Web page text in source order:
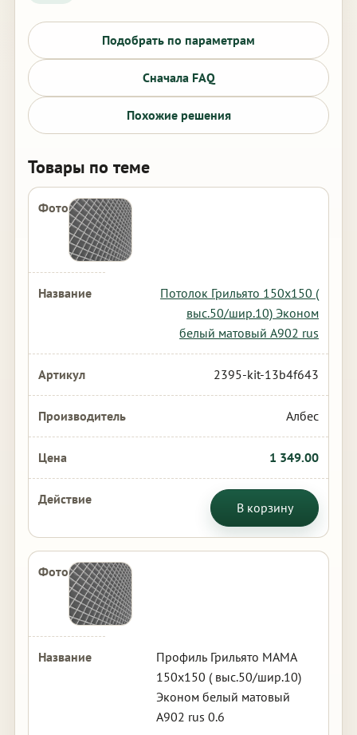
Подобрать по параметрам
Сначала FAQ
Похожие решения
Товары по теме
Потолок Грильято 150х150 (
выс.50/шир.10) Эконом
белый матовый А902 rus
2395-kit-13b4f643
Албес
1 349.00
В корзину
Профиль Грильято МАМА
150х150 ( выс.50/шир.10)
Эконом белый матовый
А902 rus 0.6